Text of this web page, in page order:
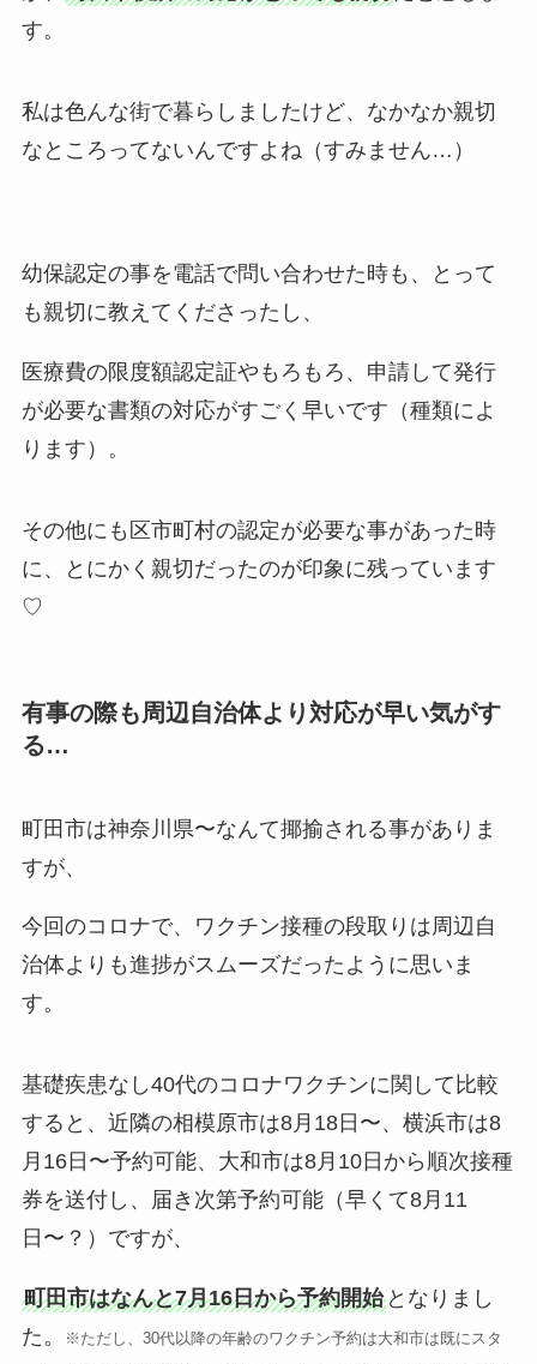
す。
私は色んな街で暮らしましたけど、なかなか親切
なところってないんですよね（すみません…）
幼保認定の事を電話で問い合わせた時も、とって
も親切に教えてくださったし、
医療費の限度額認定証やもろもろ、申請して発行
が必要な書類の対応がすごく早いです（種類によ
ります）。
その他にも区市町村の認定が必要な事があった時
に、とにかく親切だったのが印象に残っています
♡
有事の際も周辺自治体より対応が早い気がす
る…
町田市は神奈川県〜なんて揶揄される事がありま
すが、
今回のコロナで、ワクチン接種の段取りは周辺自
治体よりも進捗がスムーズだったように思いま
す。
基礎疾患なし40代のコロナワクチンに関して比較
すると、近隣の相模原市は8月18日〜、横浜市は8
月16日〜予約可能、大和市は8月10日から順次接種
券を送付し、届き次第予約可能（早くて8月11
日〜？）ですが、
町田市はなんと7月16日から予約開始となりまし
た。
※ただし、30代以降の年齢のワクチン予約は大和市は既にスタ